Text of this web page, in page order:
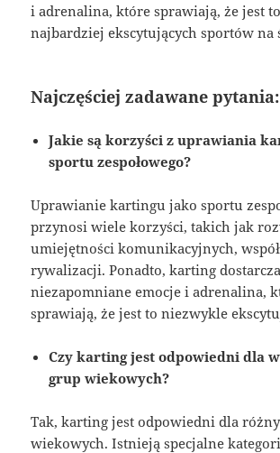
i adrenalina, które sprawiają, że jest
najbardziej ekscytujących sportów na
Najczęściej zadawane pytania:
Jakie są korzyści z uprawiania
sportu zespołowego?
Uprawianie kartingu jako sportu
przynosi wiele korzyści, takich jak
umiejętności komunikacyjnych,
rywalizacji. Ponadto, karting dostarcza
niezapomniane emocje i adrenalina,
sprawiają, że jest to niezwykle
Czy karting jest odpowiedni dla
grup wiekowych?
Tak, karting jest odpowiedni dla
wiekowych. Istnieją specjalne